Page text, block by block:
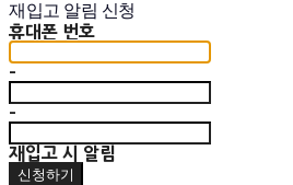
재입고 알림 신청
휴대폰 번호
-
-
재입고 시 알림
신청하기